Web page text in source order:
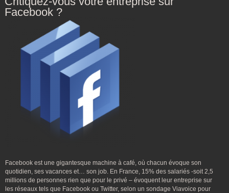
Facebook ?
Facebook est une gigantesque machine à café, où chacun évoque son
quotidien, ses vacances et… son job. En France, 15% des salariés -soit 2,5
millions de personnes rien que pour le privé – évoquent leur entreprise sur
les réseaux tels que Facebook ou Twitter, selon un sondage Viavoice pour